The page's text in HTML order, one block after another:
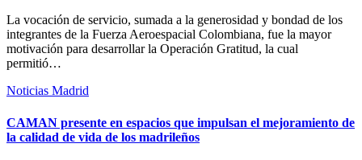
La vocación de servicio, sumada a la generosidad y bondad de los
integrantes de la Fuerza Aeroespacial Colombiana, fue la mayor
motivación para desarrollar la Operación Gratitud, la cual
permitió…
Noticias Madrid
CAMAN presente en espacios que impulsan el mejoramiento de
la calidad de vida de los madrileños